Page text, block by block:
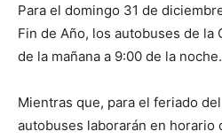
Para el domingo 31 de
Fin de Año, los autobuses de la
de la mañana a 9:00 de la noche.
Mientras que, para el feriado
autobuses laborarán en horario